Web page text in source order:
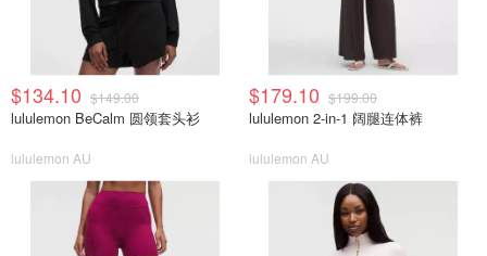
$134.10 $149.00
lululemon BeCalm 圆领套头衫
lululemon AU
$179.10 $199.00
lululemon 2-in-1 阔腿连体裤
lululemon AU